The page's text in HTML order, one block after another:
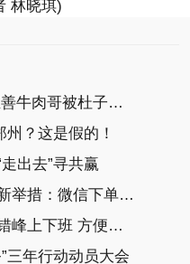
林晓琪)
抖音牛肉哥卖假酒被打事件 正善牛肉哥被杜子建骂
州？这是假的！
出去”寻共赢
泉州市第一医院推出暖心就医新举措：微信下单预约
泉州市第一医院推出新举措：错峰上下班 方便患者
三年行动动员大会